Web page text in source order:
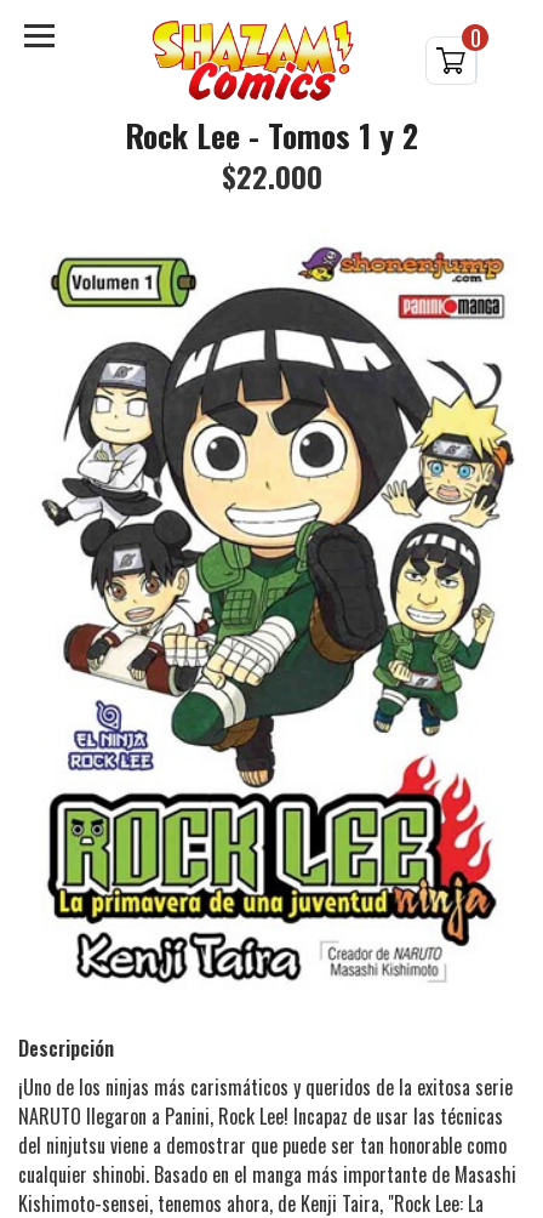
0
Rock Lee - Tomos 1 y 2
$22.000
Descripción
¡Uno de los ninjas más carismáticos y queridos de la exitosa serie
NARUTO llegaron a Panini, Rock Lee! Incapaz de usar las técnicas
del ninjutsu viene a demostrar que puede ser tan honorable como
cualquier shinobi. Basado en el manga más importante de Masashi
Kishimoto-sensei, tenemos ahora, de Kenji Taira, "Rock Lee: La